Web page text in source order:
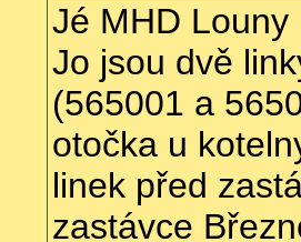
Jé MHD Louny
Jo jsou dvě
(565001 a
otočka u
linek před
zastávce